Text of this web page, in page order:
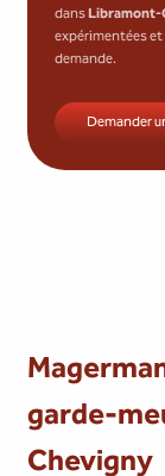
dansLibramont-
expérimentées et
demande.
Demander
garde-
Chevigny